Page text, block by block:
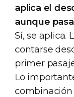
aplica el
aunque
Sí, se aplica.
contarse
primer
Lo
combinación